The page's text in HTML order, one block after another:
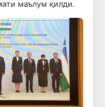
маълум қилди.